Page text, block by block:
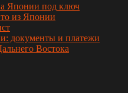
Японии под ключ
из Японии
документы и платежи
Востока